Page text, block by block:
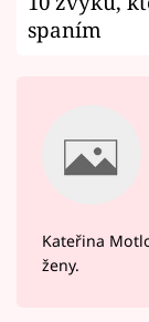
spaním
Kateřina
ženy.